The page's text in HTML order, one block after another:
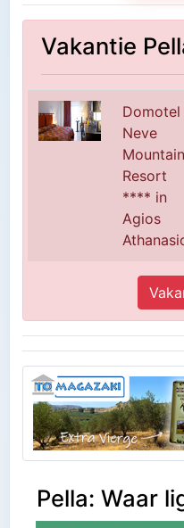
Vakantie
Domotel
Neve
Mountain
Resort
**** in
Agios
Pella: Waar